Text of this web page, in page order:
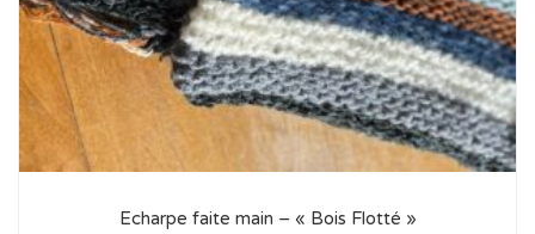
Echarpe faite main – « Bois Flotté »